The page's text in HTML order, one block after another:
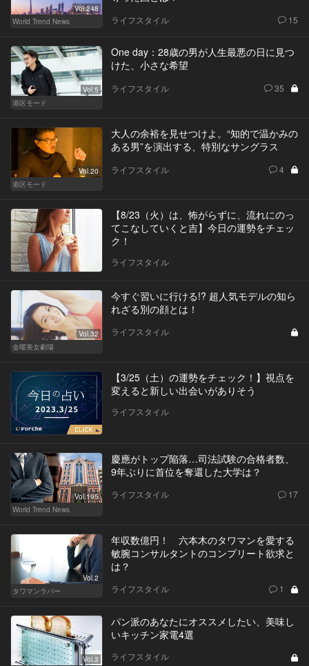
Vol.248
World Trend News
ライフスタイル 15
Vol.5
港区モード
One day：28歳の男が人生最悪の日に見つ
けた、小さな希望
ライフスタイル 35
Vol.20
港区モード
大人の余裕を見せつけよ。“知的で温かみの
ある男”を演出する、特別なサングラス
ライフスタイル 4
【8/23（火）は、怖がらずに、流れにのっ
てこなしていくと吉】今日の運勢をチェッ
ク！
ライフスタイル
Vol.32
金曜美女劇場
今すぐ習いに行ける!? 超人気モデルの知ら
れざる別の顔とは！
ライフスタイル
【3/25（土）の運勢をチェック！】視点を
変えると新しい出会いがありそう
ライフスタイル
Vol.195
World Trend News
慶應がトップ陥落…司法試験の合格者数、
9年ぶりに首位を奪還した大学は？
ライフスタイル 17
Vol.2
タワマンラバー
年収数億円！ 六本木のタワマンを愛する
敏腕コンサルタントのコンプリート欲求と
は？
ライフスタイル 1
Vol.3
パン派のあなたにオススメしたい、美味し
いキッチン家電4選
ライフスタイル